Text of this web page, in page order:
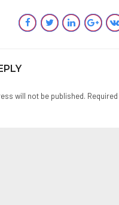
will not be published.